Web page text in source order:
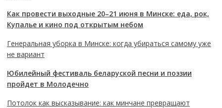
Как провести выходные 20–21 июня в Минске: еда, рок,
Купалье и кино под открытым небом
Генеральная уборка в Минске: когда убираться самому уже
не вариант
Юбилейный фестиваль беларуской песни и поэзии
пройдет в Молодечно
Потолок как высказывание: как минчане превращают